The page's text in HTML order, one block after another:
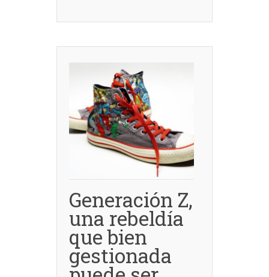
Generación Z,
una rebeldía
que bien
gestionada